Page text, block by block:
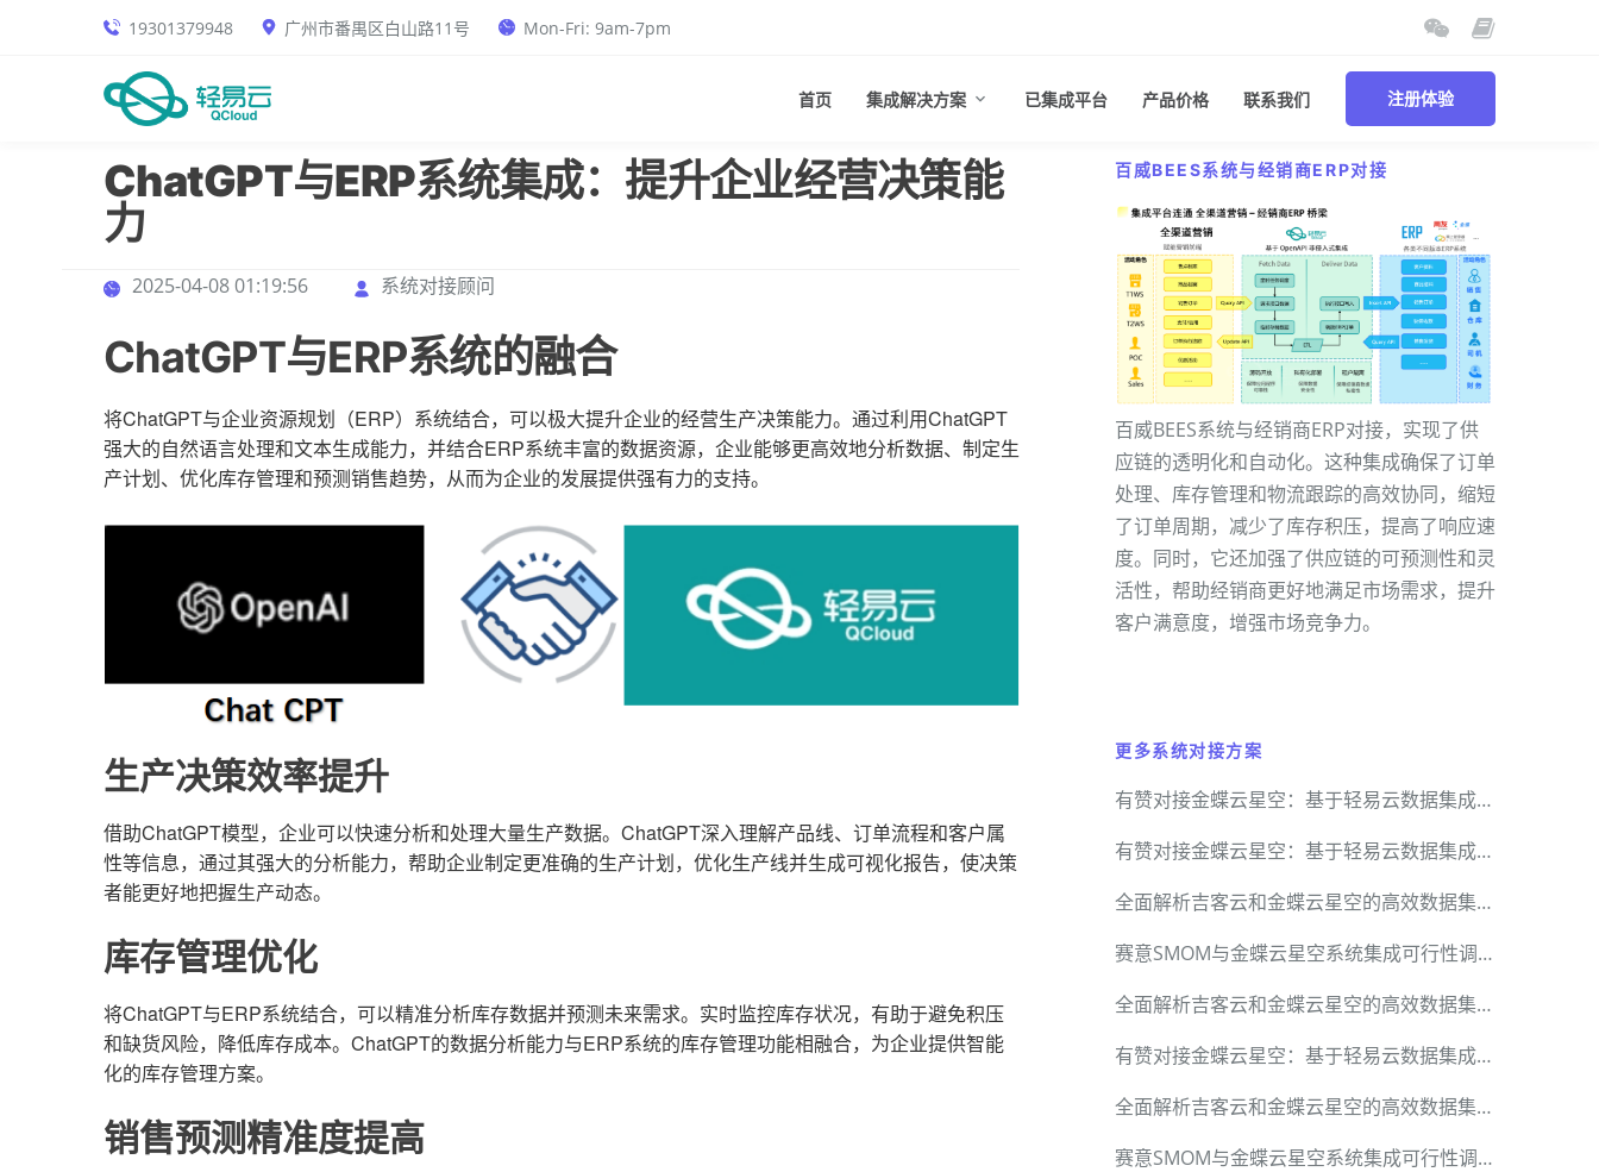
19301379948 广州市番禺区白山路11号 Mon-Fri: 9am-7pm
首页 集成解决方案 已集成平台 产品价格 联系我们 注册体验
ChatGPT与ERP系统集成：提升企业经营决策能
力
2025-04-08 01:19:56 系统对接顾问
ChatGPT与ERP系统的融合
将ChatGPT与企业资源规划（ERP）系统结合，可以极大提升企业的经营生产决策能力。通过利用ChatGPT
强大的自然语言处理和文本生成能力，并结合ERP系统丰富的数据资源，企业能够更高效地分析数据、制定生
产计划、优化库存管理和预测销售趋势，从而为企业的发展提供强有力的支持。
生产决策效率提升
借助ChatGPT模型，企业可以快速分析和处理大量生产数据。ChatGPT深入理解产品线、订单流程和客户属
性等信息，通过其强大的分析能力，帮助企业制定更准确的生产计划，优化生产线并生成可视化报告，使决策
者能更好地把握生产动态。
库存管理优化
将ChatGPT与ERP系统结合，可以精准分析库存数据并预测未来需求。实时监控库存状况，有助于避免积压
和缺货风险，降低库存成本。ChatGPT的数据分析能力与ERP系统的库存管理功能相融合，为企业提供智能
化的库存管理方案。
销售预测精准度提高
百威BEES系统与经销商ERP对接
百威BEES系统与经销商ERP对接，实现了供
应链的透明化和自动化。这种集成确保了订单
处理、库存管理和物流跟踪的高效协同，缩短
了订单周期，减少了库存积压，提高了响应速
度。同时，它还加强了供应链的可预测性和灵
活性，帮助经销商更好地满足市场需求，提升
客户满意度，增强市场竞争力。
更多系统对接方案
有赞对接金蝶云星空：基于轻易云数据集成平台的客户 / 商品 / 订单 / 退货 / 积分全链路技术实现
有赞对接金蝶云星空：基于轻易云数据集成平台的客户 / 商品 / 订单 / 退货 / 积分全链路技术实现
全面解析吉客云和金蝶云星空的高效数据集成方案
赛意SMOM与金蝶云星空系统集成可行性调研报告
全面解析吉客云和金蝶云星空的高效数据集成方案
有赞对接金蝶云星空：基于轻易云数据集成平台的客户 / 商品 / 订单 / 退货 / 积分全链路技术实现
全面解析吉客云和金蝶云星空的高效数据集成方案
赛意SMOM与金蝶云星空系统集成可行性调研报告